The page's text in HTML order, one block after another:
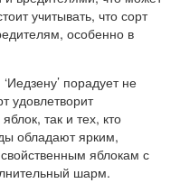
учитывать, что сорт
особенно в
порадует не
удовлетворит
так и тех, кто
обладают ярким,
яблокам с
шарм.